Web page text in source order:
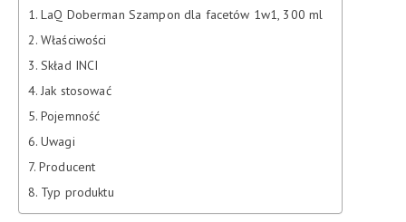
LaQ Doberman Szampon dla facetów 1w1, 300 ml
Właściwości
Skład INCI
Jak stosować
Pojemność
Uwagi
Producent
Typ produktu